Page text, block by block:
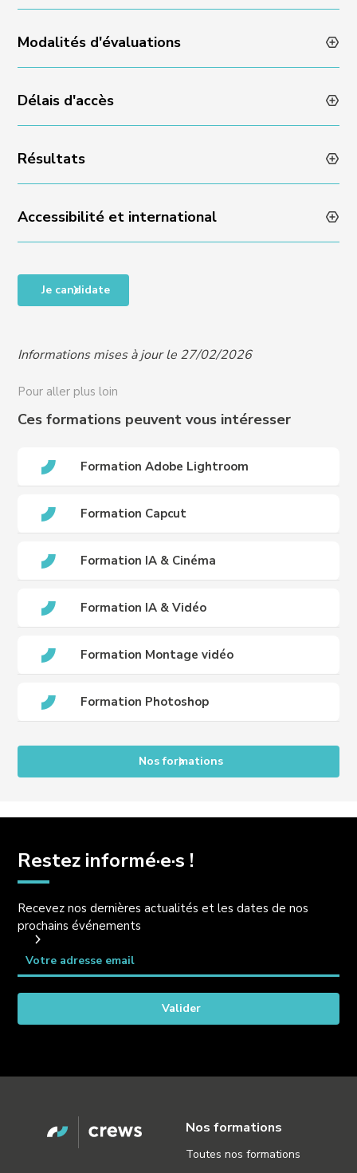
Animation des formations par des professionnels en
activité
Modalités d'évaluations
Évaluation des acquis en fin de formation via un quizz
ou un rendu de projet
Délais d'accès
Admissibilité sur dossier et échange avec l’équipe
Experience : réponse sous 48 heures
Résultats
Taux de satisfaction en fin de formation : NA
Taux de progression individuelle : NA
Accessibilité et international
Accessibilité des personnes en situation de handicap,
RQTH, ou difficultés particulières, nous contacter
handicap@crews-education.com
Accessibilité des publics internationaux, nous
contacter :
international@crews-education.com
Je candidate
Informations mises à jour le 27/02/2026
Pour aller plus loin
Ces formations peuvent vous intéresser
Formation Adobe Lightroom
Formation Capcut
Formation IA & Cinéma
Formation IA & Vidéo
Formation Montage vidéo
Formation Photoshop
Nos formations
Restez informé·e·s !
Recevez nos dernières actualités et les dates de nos
prochains événements
Nos formations
Toutes nos formations